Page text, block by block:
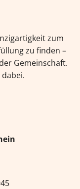
zum
zu finden –
Gemeinschaft.